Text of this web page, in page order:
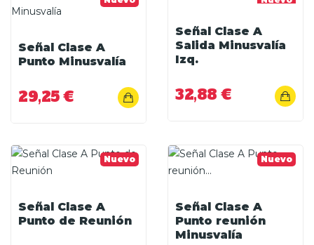
Señal Clase A
Punto Minusvalía
29,25 €
Señal Clase A
Salida Minusvalía
Izq.
32,88 €
Nuevo
Señal Clase A
Punto de Reunión
Nuevo
Señal Clase A
Punto reunión
Minusvalía